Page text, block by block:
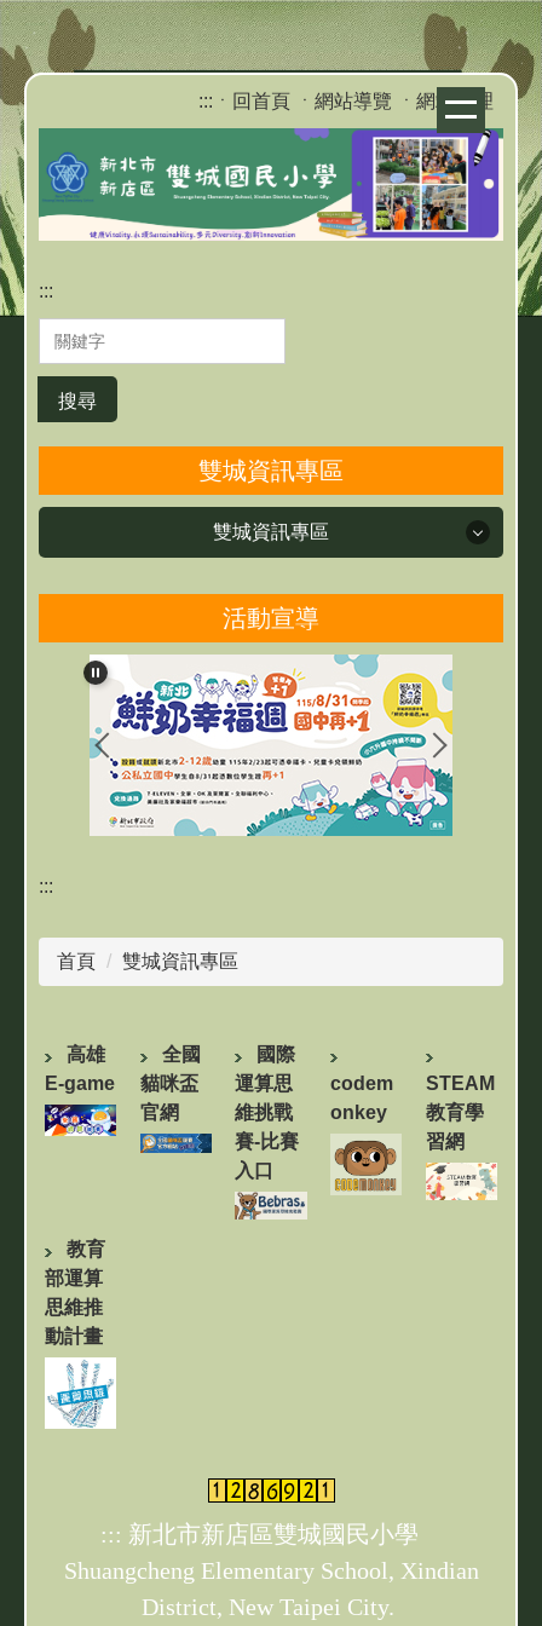
跳
到
主
要
內
容
區
::: ㆍ回首頁 ㆍ網站導覽 ㆍ網站管理
:::
搜尋
雙城資訊專區
雙城資訊專區
資訊課程
資訊素養與安全
資訊學習友站
活動宣導
:::
首頁 雙城資訊專區
高雄
E-game
全國
貓咪盃
官網
國際
運算思
維挑戰
賽-比賽
入口
codem
onkey
STEAM
教育學
習網
教育
部運算
思維推
動計畫
::: 新北市新店區雙城國民小學
Shuangcheng Elementary School, Xindian
District, New Taipei City.